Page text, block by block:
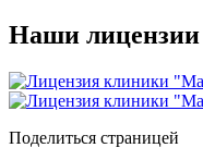
Наши лицензии
Поделиться страницей